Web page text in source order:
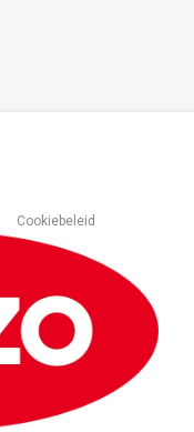
Cookiebeleid